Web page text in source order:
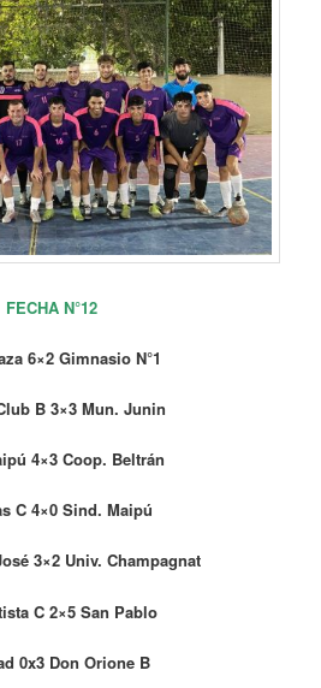
FECHA N°12
6×2 Gimnasio N°1
B 3×3 Mun. Junin
4×3 Coop. Beltrán
C 4×0 Sind. Maipú
3×2 Univ. Champagnat
C 2×5 San Pablo
0x3 Don Orione B